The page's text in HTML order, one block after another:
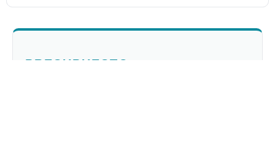
PRESUPUESTO